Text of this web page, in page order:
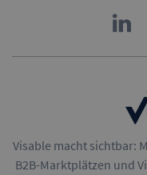
Visable macht sichtbar:
B2B-Marktplätzen und